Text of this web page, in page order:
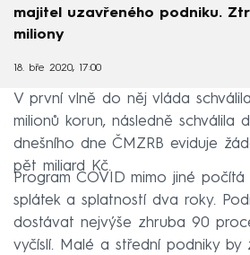
majitel uzavřeného podniku.
miliony
18. bře 2020, 17:00
V první vlně do něj vláda
milionů korun, následně schválila
dnešního dne ČMZRB eviduje
pět miliard Kč.
Program COVID mimo jiné
splátek a splatností dva roky.
dostávat nejvýše zhruba 90
vyčíslí. Malé a střední podniky by